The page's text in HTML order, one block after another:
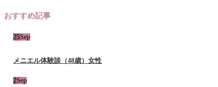
おすすめ記事
25Sep
メニエル体験談（48歳）女性
2Sep